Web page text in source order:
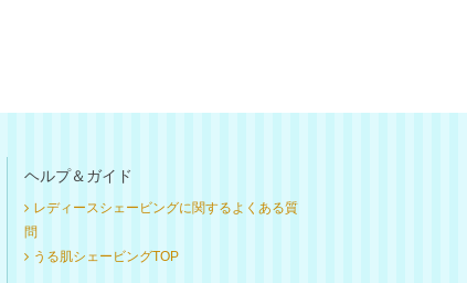
ヘルプ＆ガイド
レディースシェービングに関するよくある質
問
うる肌シェービングTOP